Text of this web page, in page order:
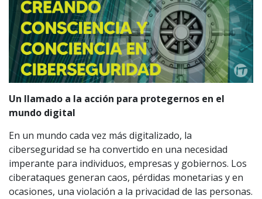
Un llamado a la acción para protegernos en el
mundo digital
En un mundo cada vez más digitalizado, la
ciberseguridad se ha convertido en una necesidad
imperante para individuos, empresas y gobiernos. Los
ciberataques generan caos, pérdidas monetarias y en
ocasiones, una violación a la privacidad de las personas.
ARGENTINA
MÉXICO